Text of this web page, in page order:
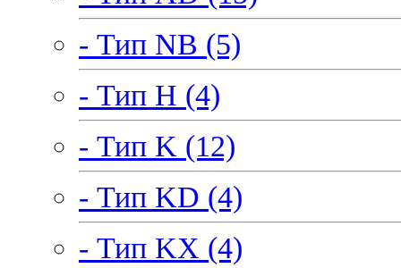
- Тип NB (5)
- Тип H (4)
- Тип K (12)
- Тип KD (4)
- Тип KX (4)